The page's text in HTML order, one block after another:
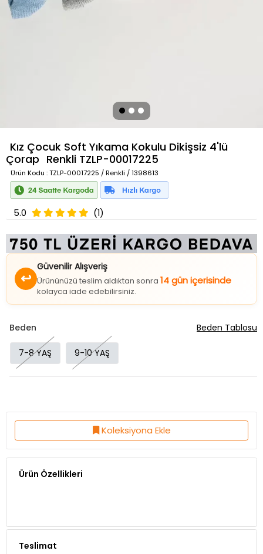
Kız Çocuk Soft Yıkama Kokulu Dikişsiz 4'lü
Çorap Renkli TZLP-00017225
Ürün Kodu : TZLP-00017225 / Renkli / 1398613
5.0 (1)
↩
Güvenilir Alışveriş
Ürününüzü teslim aldıktan sonra 14 gün içerisinde
kolayca iade edebilirsiniz.
Beden
7-8 YAŞ 9-10 YAŞ
Beden Tablosu
Koleksiyona Ekle
Ürün Özellikleri
Teslimat